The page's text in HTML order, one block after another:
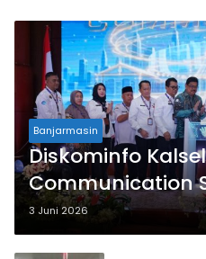
Banjarmasin
Diskominfo
Communication
Kotabaru Siap
3 Juni 2026